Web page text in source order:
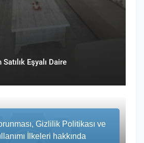
Gizlilik Politikası ve
İlkeleri hakkında
Eşyalı Daire